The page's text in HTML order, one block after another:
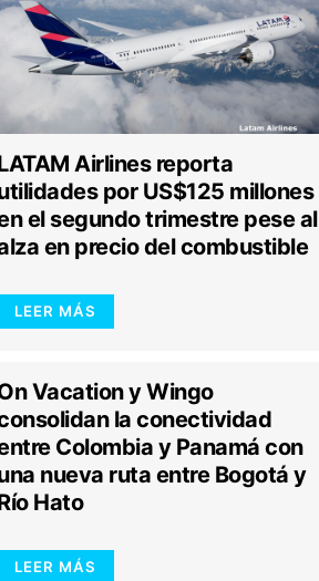
Airlines reporta
por US$125 millones
el segundo trimestre pese al
en precio del combustible
LEER MÁS
Vacation y Wingo
la conectividad
Colombia y Panamá con
nueva ruta entre Bogotá y
Hato
LEER MÁS